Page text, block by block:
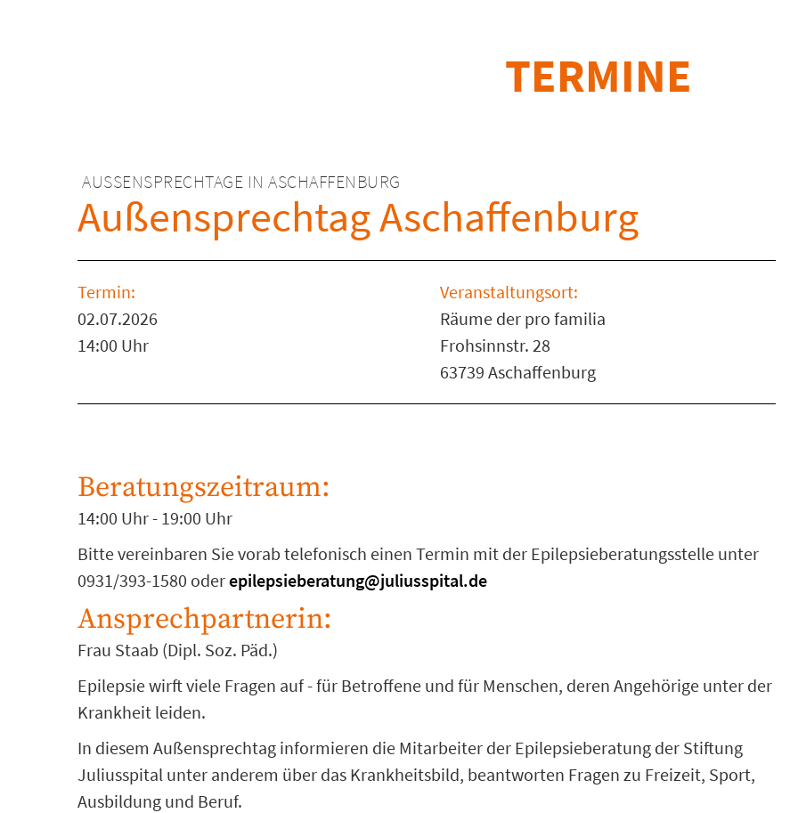
TERMINE
AUSSENSPRECHTAGE IN ASCHAFFENBURG
Außensprechtag Aschaffenburg
Termin:
02.07.2026
14:00 Uhr
Veranstaltungsort:
Räume der pro familia
Frohsinnstr. 28
63739 Aschaffenburg
Beratungszeitraum:
14:00 Uhr - 19:00 Uhr
Bitte vereinbaren Sie vorab telefonisch einen Termin mit der Epilepsieberatungsstelle unter
0931/393-1580 oderepilepsieberatung@juliusspital.de
Ansprechpartnerin:
Frau Staab (Dipl. Soz. Päd.)
Epilepsie wirft viele Fragen auf - für Betroffene und für Menschen, deren Angehörige unter der
Krankheit leiden.
In diesem Außensprechtag informieren die Mitarbeiter der Epilepsieberatung der Stiftung
Juliusspital unter anderem über das Krankheitsbild, beantworten Fragen zu Freizeit, Sport,
Ausbildung und Beruf.